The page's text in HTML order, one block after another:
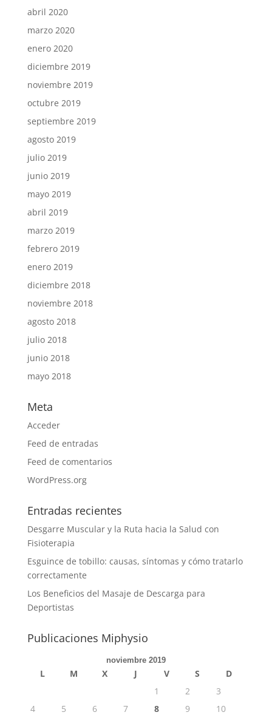
abril 2020
marzo 2020
enero 2020
diciembre 2019
noviembre 2019
octubre 2019
septiembre 2019
agosto 2019
julio 2019
junio 2019
mayo 2019
abril 2019
marzo 2019
febrero 2019
enero 2019
diciembre 2018
noviembre 2018
agosto 2018
julio 2018
junio 2018
mayo 2018
Meta
Acceder
Feed de entradas
Feed de comentarios
WordPress.org
Entradas recientes
Desgarre Muscular y la Ruta hacia la Salud con
Fisioterapia
Esguince de tobillo: causas, síntomas y cómo tratarlo
correctamente
Los Beneficios del Masaje de Descarga para
Deportistas
Publicaciones Miphysio
noviembre 2019
L M X J V S
D
1
2
3
4
5 6 7 8 9
10